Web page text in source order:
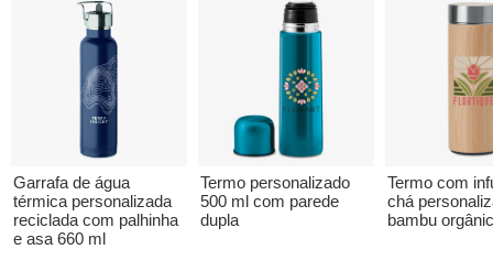
Garrafa de água
térmica personalizada
reciclada com palhinha
e asa 660 ml
Termo personalizado
500 ml com parede
dupla
Termo com
chá
bambu